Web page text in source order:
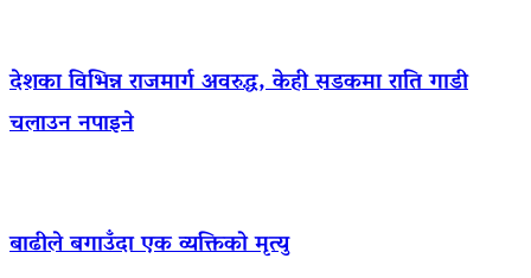
देशका विभिन्न राजमार्ग अवरुद्ध, केही सडकमा राति गाडी
चलाउन नपाइने
बाढीले बगाउँदा एक व्यक्तिको मृत्यु